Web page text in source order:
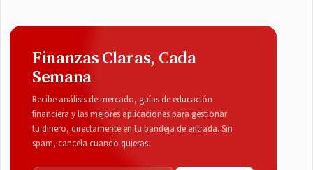
Finanzas Claras, Cada
Semana
Recibe análisis de mercado, guías de educación
financiera y las mejores aplicaciones para gestionar
tu dinero, directamente en tu bandeja de entrada. Sin
spam, cancela cuando quieras.